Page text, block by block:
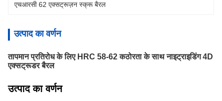
एचआरसी 62 एक्सट्रूज़न स्क्रू बैरल
उत्पाद का वर्णन
तापमान प्रतिरोध के लिए HRC 58-62 कठोरता के साथ नाइट्राइडिंग 4D
एक्सट्रूडर बैरल
उत्पाद का वर्णन